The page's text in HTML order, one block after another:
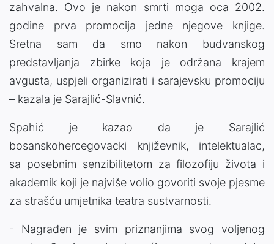
zahvalna. Ovo je nakon smrti moga oca 2002.
godine prva promocija jedne njegove knjige.
Sretna sam da smo nakon budvanskog
predstavljanja zbirke koja je održana krajem
avgusta, uspjeli organizirati i sarajevsku promociju
– kazala je Sarajlić-Slavnić.
Spahić je kazao da je Sarajlić
bosanskohercegovacki književnik, intelektualac,
sa posebnim senzibilitetom za filozofiju života i
akademik koji je najviše volio govoriti svoje pjesme
za strašću umjetnika teatra sustvarnosti.
- Nagrađen je svim priznanjima svog voljenog